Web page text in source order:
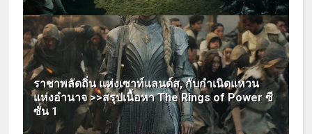
ราชาพลัดถิ่น แห่งเซาท์แลนด์ส, กับกำเนิดแหวน
แห่งอำนาจ >>สรุปเนื้อหา The Rings of Power ซี
ซั่น 1